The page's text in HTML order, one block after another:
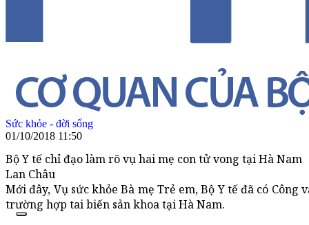
Sức khỏe - đời sống
01/10/2018 11:50
Bộ Y tế chỉ đạo làm rõ vụ hai mẹ con tử vong tại Hà Nam
Lan Châu
Mới đây, Vụ sức khỏe Bà mẹ Trẻ em, Bộ Y tế đã có
trường hợp tai biến sản khoa tại Hà Nam.